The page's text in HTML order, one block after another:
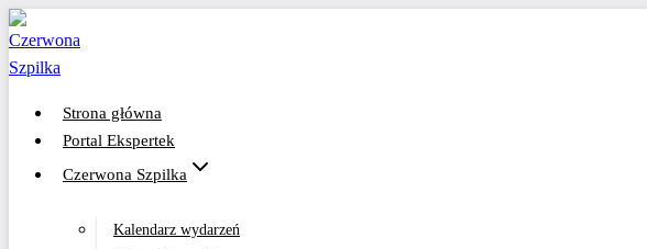
Przejdź
do
treści
Strona główna
Portal Ekspertek
Czerwona Szpilka
Kalendarz wydarzeń